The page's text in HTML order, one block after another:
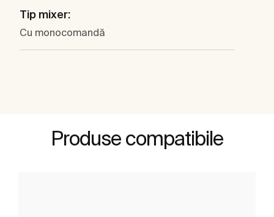
Tip mixer:
Cu monocomandă
Produse compatibile